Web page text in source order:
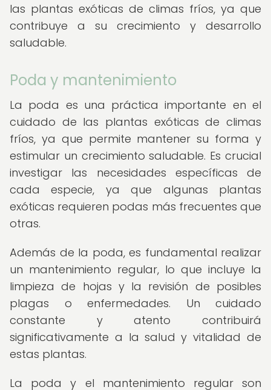
las plantas exóticas de climas fríos, ya que
contribuye a su crecimiento y desarrollo
saludable.
Poda y mantenimiento
La poda es una práctica importante en el
cuidado de las plantas exóticas de climas
fríos, ya que permite mantener su forma y
estimular un crecimiento saludable. Es crucial
investigar las necesidades específicas de
cada especie, ya que algunas plantas
exóticas requieren podas más frecuentes que
otras.
Además de la poda, es fundamental realizar
un mantenimiento regular, lo que incluye la
limpieza de hojas y la revisión de posibles
plagas o enfermedades. Un cuidado
constante y atento contribuirá
significativamente a la salud y vitalidad de
estas plantas.
La poda y el mantenimiento regular son